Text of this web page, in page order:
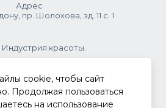
Адрес
пр. Шолохова, зд. 11 с. 1
красоты.
.
конфиденциальности
cookie, чтобы сайт
Продолжая пользоваться
на использование